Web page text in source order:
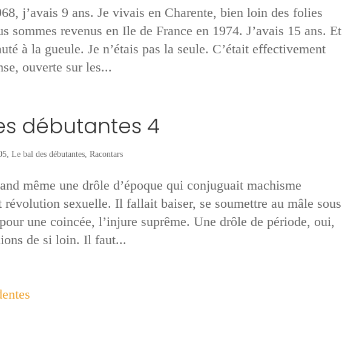
j’avais 9 ans. Je vivais en Charente, bien loin des folies
sommes revenus en Ile de France en 1974. J’avais 15 ans. Et
à la gueule. Je n’étais pas la seule. C’était effectivement
ouverte sur les...
débutantes 4
, Le bal des débutantes, Racontars
même une drôle d’époque qui conjuguait machisme
sexuelle. Il fallait baiser, se soumettre au mâle sous
une coincée, l’injure suprême. Une drôle de période, oui,
de si loin. Il faut...